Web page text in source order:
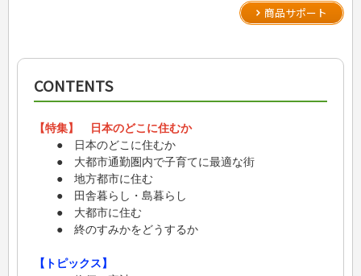
商品サポート
CONTENTS
【特集】 日本のどこに住むか
● 日本のどこに住むか
● 大都市通勤圏内で子育てに最適な街
● 地方都市に住む
● 田舎暮らし・島暮らし
● 大都市に住む
● 終のすみかをどうするか
【トピックス】